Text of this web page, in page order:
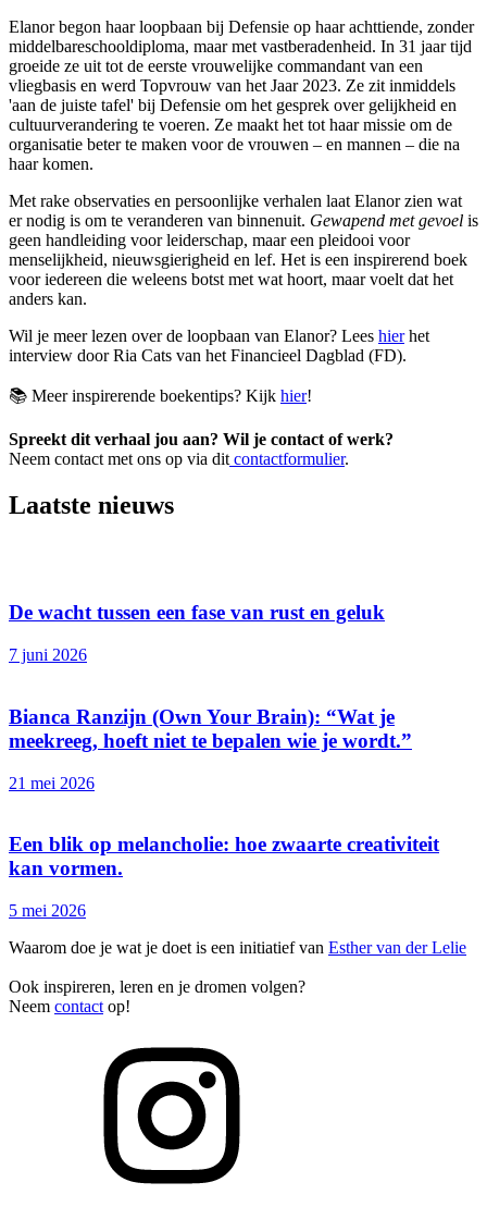
Elanor begon haar loopbaan bij Defensie op haar achttiende, zonder
middelbareschooldiploma, maar met vastberadenheid. In 31 jaar tijd
groeide ze uit tot de eerste vrouwelijke commandant van een
vliegbasis en werd Topvrouw van het Jaar 2023. Ze zit inmiddels
'aan de juiste tafel' bij Defensie om het gesprek over gelijkheid en
cultuurverandering te voeren. Ze maakt het tot haar missie om de
organisatie beter te maken voor de vrouwen – en mannen – die na
haar komen.
Met rake observaties en persoonlijke verhalen laat Elanor zien wat
er nodig is om te veranderen van binnenuit. Gewapend met gevoel is
geen handleiding voor leiderschap, maar een pleidooi voor
menselijkheid, nieuwsgierigheid en lef. Het is een inspirerend boek
voor iedereen die weleens botst met wat hoort, maar voelt dat het
anders kan.
Wil je meer lezen over de loopbaan van Elanor? Lees hierhet
interview door Ria Cats van het Financieel Dagblad (FD).
📚 Meer inspirerende boekentips? Kijk hier!
Spreekt dit verhaal jou aan? Wil je contact of werk?
Neem contact met ons op via dit contactformulier.
Laatste nieuws
De wacht tussen een fase van rust en geluk
7 juni 2026
Bianca Ranzijn (Own Your Brain): “Wat je
meekreeg, hoeft niet te bepalen wie je wordt.”
21 mei 2026
Een blik op melancholie: hoe zwaarte creativiteit
kan vormen.
5 mei 2026
Waarom doe je wat je doet is een initiatief van Esther van der Lelie
Ook inspireren, leren en je dromen volgen?
Neem contact op!